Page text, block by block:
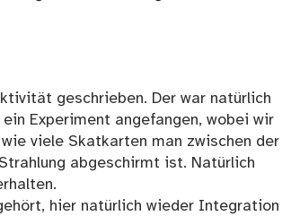
geschrieben. Der war natürlich
Experiment angefangen, wobei wir
viele Skatkarten man zwischen der
abgeschirmt ist. Natürlich
hier natürlich wieder Integration